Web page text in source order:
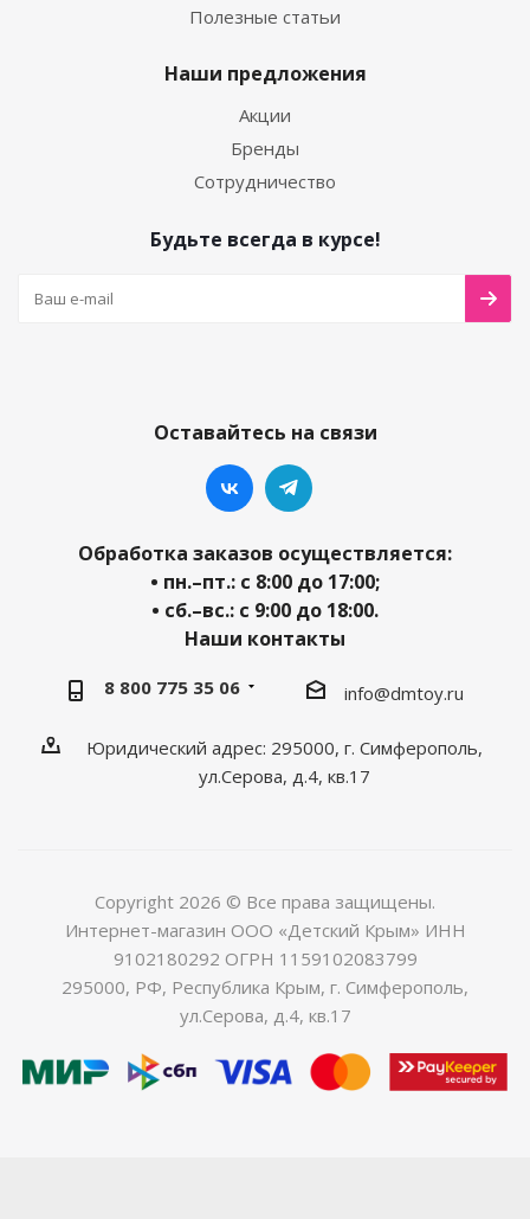
Полезные статьи
Наши предложения
Акции
Бренды
Сотрудничество
Будьте всегда в курсе!
Оставайтесь на связи
Обработка заказов осуществляется:
• пн.–пт.: с 8:00 до 17:00;
• сб.–вс.: с 9:00 до 18:00.
Наши контакты
8 800 775 35 06 info@dmtoy.ru
Юридический адрес: 295000, г. Симферополь,
ул.Серова, д.4, кв.17
Copyright 2026 © Все права защищены.
Интернет-магазин ООО «Детский Крым» ИНН
9102180292 ОГРН 1159102083799
295000, РФ, Республика Крым, г. Симферополь,
ул.Серова, д.4, кв.17